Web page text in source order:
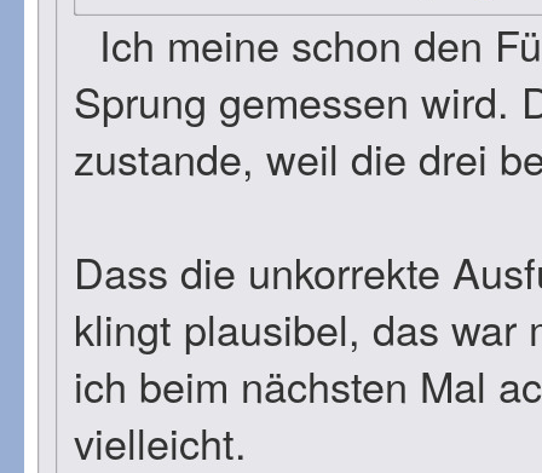
Ich meine schon den
Sprung gemessen wird.
zustande, weil die drei
Dass die unkorrekte
klingt plausibel, das war
ich beim nächsten Mal
vielleicht.